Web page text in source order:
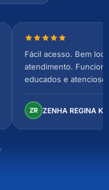
Nota 5 de 5
Fácil acesso. Bem
atendimento.
educados e
Perfeito!
ZR ZENHA REGINA